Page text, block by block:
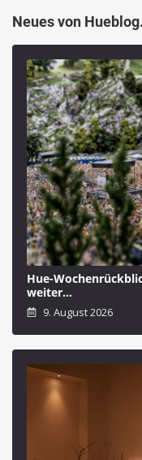
Neues von
Hue-
weiter…
9. August 2026